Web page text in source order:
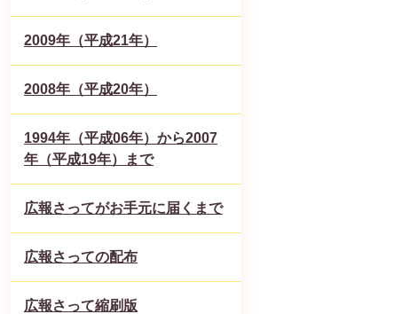
2009年（平成21年）
2008年（平成20年）
1994年（平成06年）から2007
年（平成19年）まで
広報さってがお手元に届くまで
広報さっての配布
広報さって縮刷版